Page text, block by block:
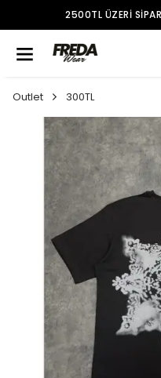
2500TL ÜZERI
Outlet 300TL